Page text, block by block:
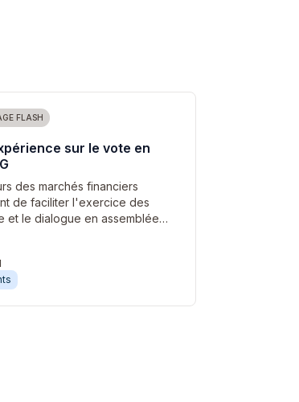
FLASH
sur le vote en
des marchés financiers
de faciliter l'exercice des
et le dialogue en assemblée…